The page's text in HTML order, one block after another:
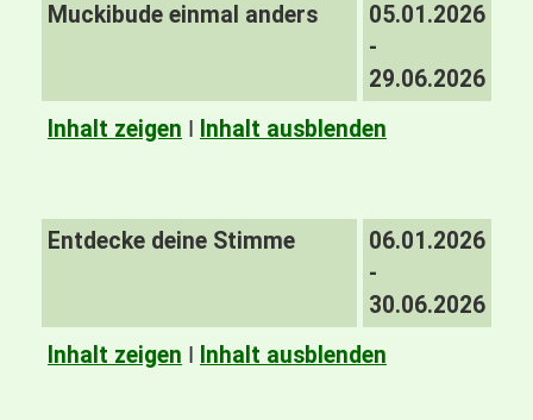
Muckibude einmal anders
05.01.2026
-
29.06.2026
Inhalt zeigen I Inhalt ausblenden
Entdecke deine Stimme
06.01.2026
-
30.06.2026
Inhalt zeigen I Inhalt ausblenden